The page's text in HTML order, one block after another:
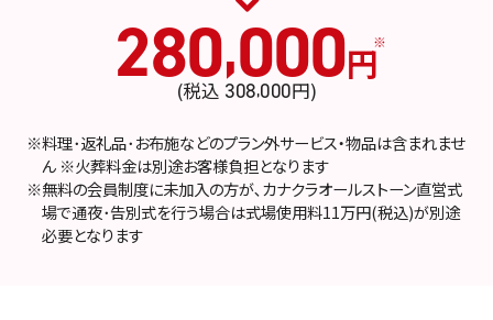
280,000円
(税込 308,000円)
※料理･返礼品･お布施などのプラン外サービス・物品は含まれませ
ん ※火葬料金は別途お客様負担となります
※無料の会員制度に未加入の方が､カナクラオールストーン直営式
場で通夜･告別式を行う場合は式場使用料11万円(税込)が別途
必要となります